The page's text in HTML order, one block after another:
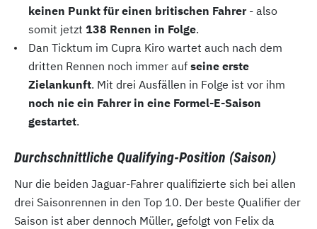
keinen Punkt für einen britischen Fahrer- also
somit jetzt 138 Rennen in Folge.
Dan Ticktum im Cupra Kiro wartet auch nach dem
dritten Rennen noch immer auf seine erste
Zielankunft. Mit drei Ausfällen in Folge ist vor ihm
noch nie ein Fahrer in eine Formel-E-Saison
gestartet.
Durchschnittliche Qualifying-Position (Saison)
Nur die beiden Jaguar-Fahrer qualifizierte sich bei allen
drei Saisonrennen in den Top 10. Der beste Qualifier der
Saison ist aber dennoch Müller, gefolgt von Felix da